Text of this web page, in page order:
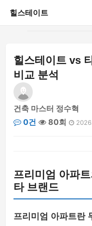
힐스테이트
게시판
힐스테이트 vs
비교 분석
건축 마스터 정수혁
0건
80회
프리미엄 아파
타 브랜드
프리미엄 아파트란